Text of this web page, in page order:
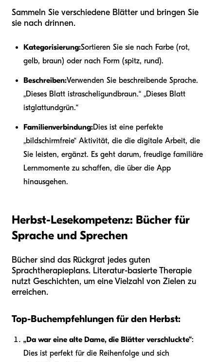
Sammeln Sie verschiedene Blätter und bringen Sie
sie nach drinnen.
Kategorisierung:Sortieren Sie sie nach Farbe (rot,
gelb, braun) oder nach Form (spitz, rund).
Beschreiben:Verwenden Sie beschreibende Sprache.
„Dieses Blatt istrascheligund braun.“ „Dieses Blatt
istglattundgrün.“
Familienverbindung:Dies ist eine perfekte
„bildschirmfreie“ Aktivität, die die digitale Arbeit, die
Sie leisten, ergänzt. Es geht darum, freudige familiäre
Lernmomente zu schaffen, die über die App
hinausgehen.
Herbst-Lesekompetenz: Bücher für
Sprache und Sprechen
Bücher sind das Rückgrat jedes guten
Sprachtherapieplans. Literatur-basierte Therapie
nutzt Geschichten, um eine Vielzahl von Zielen zu
erreichen.
Top-Buchempfehlungen für den Herbst:
„Da war eine alte Dame, die Blätter verschluckte“:
Dies ist perfekt für die Reihenfolge und sich